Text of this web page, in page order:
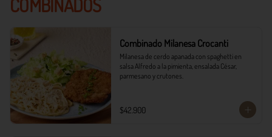
COMBINADOS
Combinado Milanesa Crocanti
Milanesa de cerdo apanada con spaghetti en
salsa Alfredo a la pimienta, ensalada César,
parmesano y crutones.
$42.900